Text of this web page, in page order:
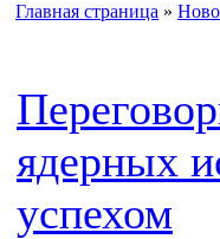
Главная страница »
ядерных
успехом